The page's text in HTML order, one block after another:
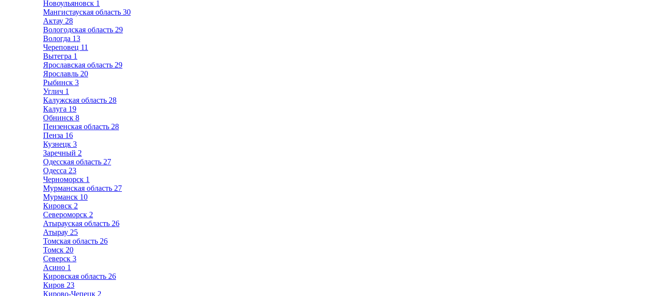
Новоульяновск 1
Мангистауская область 30
Актау 28
Вологодская область 29
Вологда 13
Череповец 11
Вытегра 1
Ярославская область 29
Ярославль 20
Рыбинск 3
Углич 1
Калужская область 28
Калуга 19
Обнинск 8
Пензенская область 28
Пенза 16
Кузнецк 3
Заречный 2
Одесская область 27
Одесса 23
Черноморск 1
Мурманская область 27
Мурманск 10
Кировск 2
Североморск 2
Атырауская область 26
Атырау 25
Томская область 26
Томск 20
Северск 3
Асино 1
Кировская область 26
Киров 23
Кирово-Чепецк 2